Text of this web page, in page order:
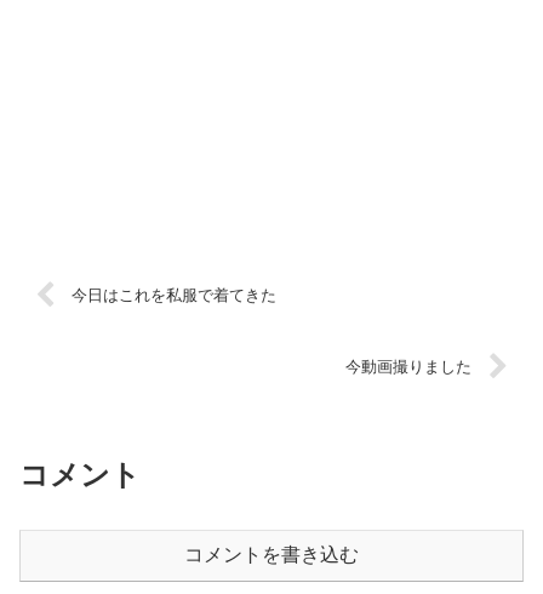
今日はこれを私服で着てきた
今動画撮りました
コメント
コメントを書き込む